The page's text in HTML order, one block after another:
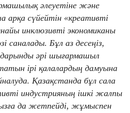
әлеуетіне және
арқа сүйейтін «креативті
инклюзивті экономиканы
саналады. Бұл аз десеңіз,
дарынды әрі шығармашыл
ірі қалалардың дамуына
Қазақстанда бұл сала
индустрияның ішкі жалпы
да жетпейді, жұмыспен